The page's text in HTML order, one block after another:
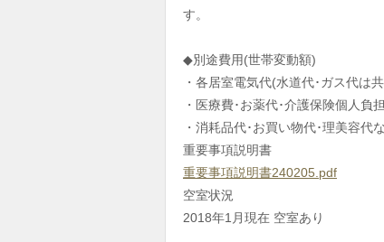
す。
◆別途費用(世帯変動額)
・各居室電気代(水道代･ガス代は
・医療費･お薬代･介護保険個人負
・消耗品代･お買い物代･理美容代
重要事項説明書
重要事項説明書240205.pdf
空室状況
2018年1月現在 空室あり